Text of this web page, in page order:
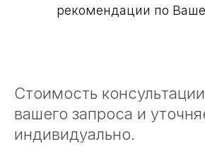
рекомендации по
Стоимость
вашего запроса и
индивидуально.